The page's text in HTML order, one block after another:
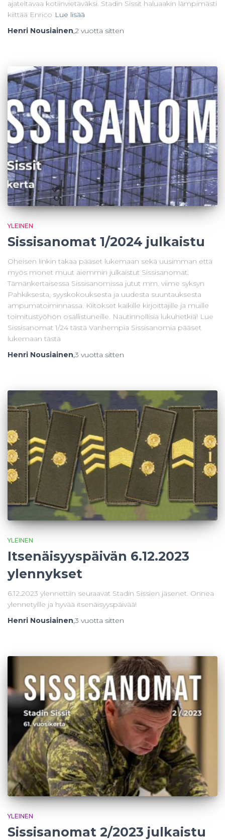
ajateltavaa kotiinvietäväksi. Stadin Sissit haluaakin lämpimästi
kiittää Enrico Lue lisää
Henri Nousiainen,2 vuotta sitten
YLEINEN
Sissisanomat 1/2024 julkaistu
Oheisen linkin takaa pääset lukemaan sekä uusimman että
myös monet muut aiemmin julkaistut Sissisanomat.
Tämänkertaisessa Sissisanomissa jutut mm. viime syksyn
Pahkiksesta, syyskokouksesta ja uudesta suuntauksesta
ampumatoiminnassa. Kiitokset kaikille kirjoittajille ja muille
toimitustyöhön osallistuneille. Nautinnollisia lukuhetkiä! Lue
Sissisanomat 1/24 tästä Vanhempia Sissisanomia pääset
lukemaan tästä
Henri Nousiainen,3 vuotta sitten
YLEINEN
Itsenäisyyspäivän 6.12.2023
ylennykset
6.12.2023 ylennettiin seuraavat Stadin Sissien jäsenet. Onnea
ylennetyille ja hyvää itsenäisyyspäivää!
Henri Nousiainen,3 vuotta sitten
YLEINEN
Sissisanomat 2/2023 julkaistu